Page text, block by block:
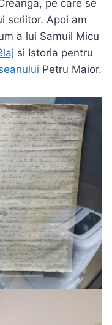
pe care se
scriitor. Apoi am
a lui Samuil Micu
si Istoria pentru
Petru Maior.